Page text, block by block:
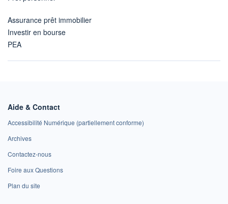
Assurance prêt immobilier
Investir en bourse
PEA
Aide & Contact
Accessibilité Numérique (partiellement conforme)
Archives
Contactez-nous
Foire aux Questions
Plan du site